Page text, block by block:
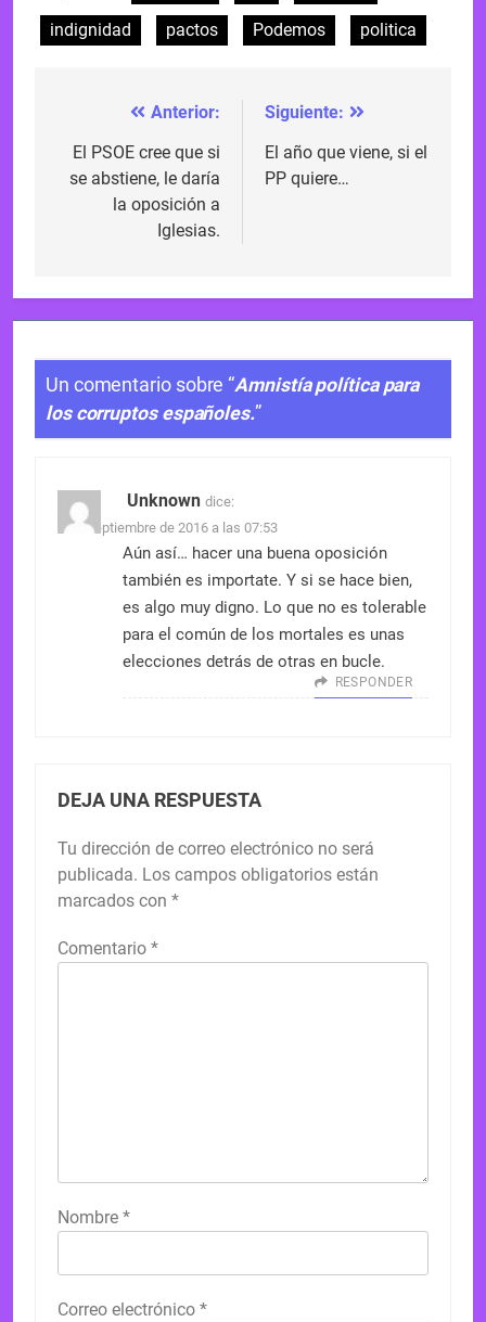
indignidad
pactos Podemos politica
Navegación
de
entradas
Anterior:
El PSOE cree que si
se abstiene, le daría
la oposición a
Iglesias.
Siguiente:
El año que viene, si el
PP quiere…
Un comentario sobre “Amnistía política para
los corruptos españoles.”
Unknown dice:
2 de septiembre de 2016 a las 07:53
Aún así… hacer una buena oposición
también es importate. Y si se hace bien,
es algo muy digno. Lo que no es tolerable
para el común de los mortales es unas
elecciones detrás de otras en bucle.
RESPONDER
DEJA UNA RESPUESTA
Tu dirección de correo electrónico no será
publicada. Los campos obligatorios están
marcados con *
Comentario *
Nombre *
Correo electrónico *